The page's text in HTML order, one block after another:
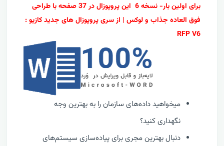
برای اولین بار- نسخه 6 این پروپوزال در 37 صفحه با طراحی
فوق العاده جذاب و لوکس | از سری پروپوزال های جدید کازیو :
RFP V6
میخواهید داده‌های سازمان را به بهترین وجه
نگهداری کنید؟
دنبال بهترین مجری برای پیاده‌سازی سیستم‌های